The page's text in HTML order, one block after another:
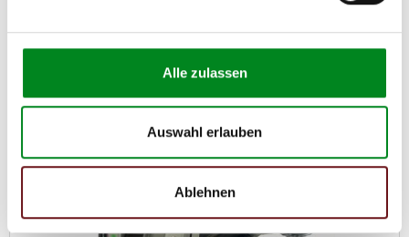
Alle zulassen
Auswahl erlauben
Ablehnen
425,00 €
Austauschteil, Kaution: 150,00 €
Zum Produkt